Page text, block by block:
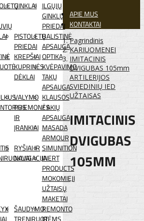
GINKLAI ILGŲJŲ
GINKLŲ
PRIEDAI
PISTOLETŲ
PRIEDAI
BALISTINĖ
APSAUGA
KREPŠIAI
KUPRINĖS
DĖKLAI
OPTIKA
KVĖPAVIMO
TAKŲ
APSAUGA
VALYMO
PRIEMONĖS
IR
ĮRANKIAI
KLAUSOS
/ AKIŲ
APSAUGA
MASADA
ARMOUR
RYŠIAI IR
NAVIGACIJA
SIMUNITION
INERT
PRODUCTS
MOKOMIEJI
UŽTAISŲ
MAKETAI
ŠAUDYMO
TRENIRUOTĖMS
REMONTO
IR
APIE MUS
KONTAKTAI
Pagrindinis
KARIUOMENEI
IMITACINIS
DVIGUBAS 105mm
ARTILERIJOS
SVIEDINIŲ IED
UŽTAISAS
IMITACINIS
DVIGUBAS
105MM